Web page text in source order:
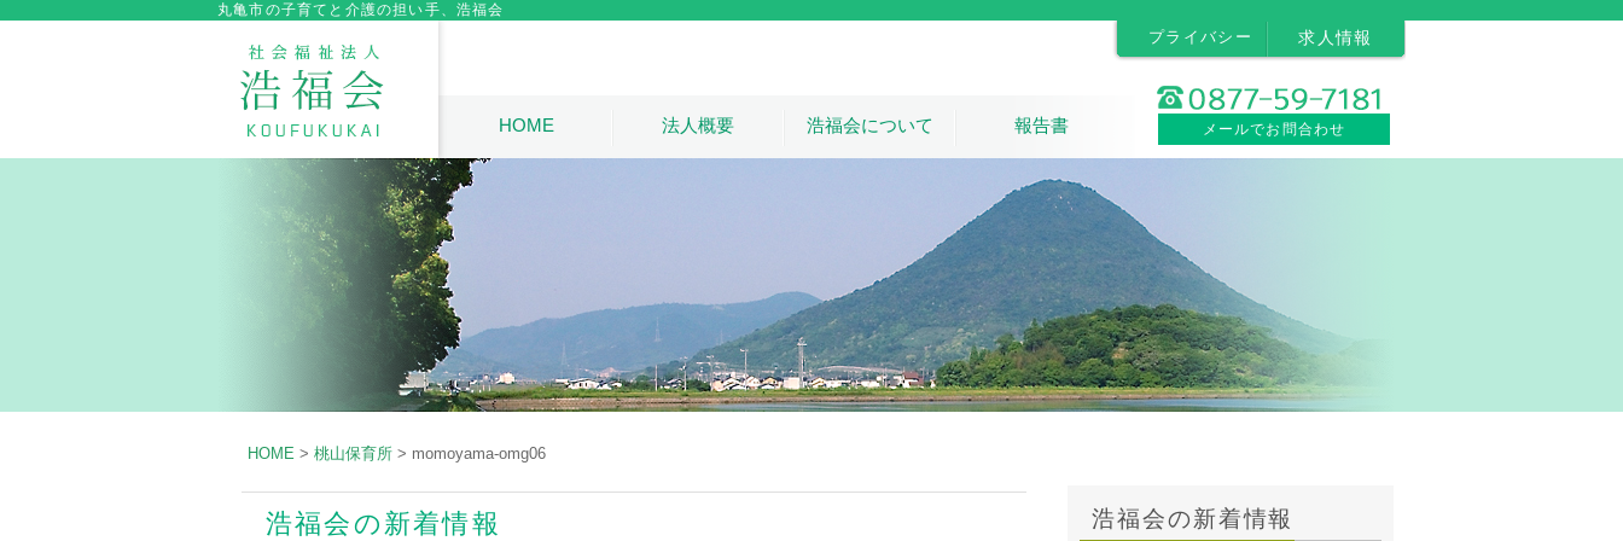
丸亀市の子育てと介護の担い手、浩福会
プライバシー 求人情報
HOME 法人概要 浩福会について 報告書 メールでお問合わせ
HOME > 桃山保育所 > momoyama-omg06
浩福会の新着情報 浩福会の新着情報